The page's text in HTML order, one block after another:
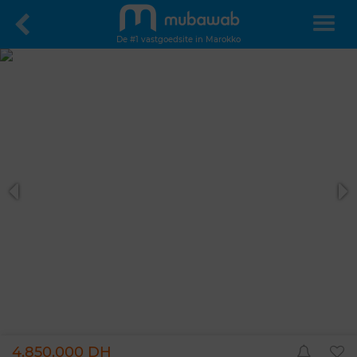
De #1 vastgoedsite in Marokko
4.850.000 DH